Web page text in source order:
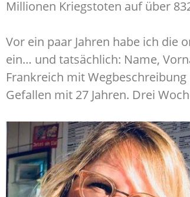
Millionen Kriegstoten auf über
Vor ein paar Jahren habe ich die
ein… und tatsächlich: Name,
Frankreich mit
Gefallen mit 27 Jahren. Drei